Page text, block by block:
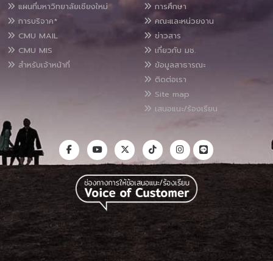
แผนที่มหาวิทยาลัยเชียงใหม่
การบริจาค*
CMU MAIL
CMU MIS
สำหรับเจ้าหน้าที่
การศึกษา
คณะและหน่วยงาน
ข่าวสาร
เกี่ยวกับ มช.
ข้อมูลสาธารณะ
ติดต่อเรา
Site map
เสนอแนะ/ร้องเรียน